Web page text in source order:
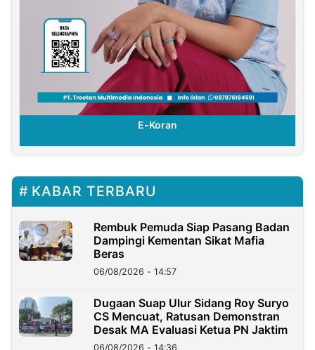
E-Koran
KABAR TERBARU
Rembuk Pemuda Siap Pasang Badan
Dampingi Kementan Sikat Mafia
Beras
06/08/2026 - 14:57
Dugaan Suap Ulur Sidang Roy Suryo
CS Mencuat, Ratusan Demonstran
Desak MA Evaluasi Ketua PN Jaktim
06/08/2026 - 14:36